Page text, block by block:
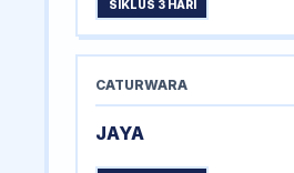
SIKLUS 3 HARI
CATURWARA
JAYA